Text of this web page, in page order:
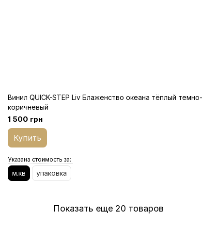
Винил QUICK-STEP Liv Блаженство океана тёплый темно-
коричневый
1 500 грн
Купить
Указана стоимость за:
м.кв упаковка
Показать еще 20 товаров